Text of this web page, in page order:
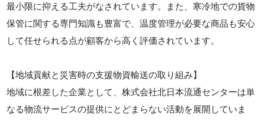
最小限に抑える工夫がなされています。また、寒冷地での貨物
保管に関する専門知識も豊富で、温度管理が必要な商品も安心
して任せられる点が顧客から高く評価されています。
【地域貢献と災害時の支援物資輸送の取り組み】
地域に根差した企業として、株式会社北日本流通センターは単
なる物流サービスの提供にとどまらない活動を展開していま